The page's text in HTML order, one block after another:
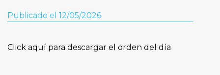
Publicado el 12/05/2026
Click aquí para descargar el orden del día